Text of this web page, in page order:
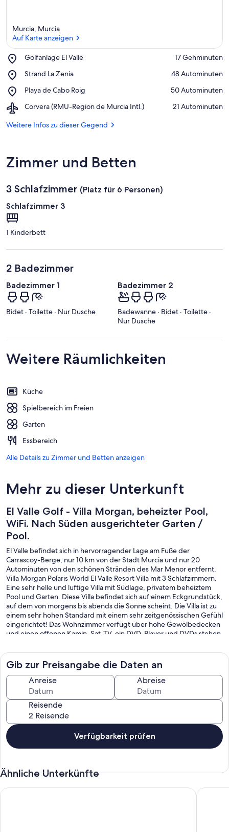
Murcia, Murcia
Auf Karte anzeigen
Golfanlage El Valle
Place,
El
‪17 Gehminuten‬
Strand La Zenia
Place,
La
‪48 Autominuten‬
Playa de Cabo Roig
Place,
de
Roig
‪50 Autominuten‬
Corvera (RMU-Region de Murcia Intl.)
Airport,
(RMU-
Intl.)
‪21 Autominuten‬
Weitere Infos zu dieser Gegend
Zimmer und Betten
3 Schlafzimmer (Platz für 6 Personen)
Schlafzimmer 3
1 Kinderbett
2 Badezimmer
Badezimmer 1
Bidet · Toilette · Nur Dusche
Badezimmer 2
Badewanne · Bidet · Toilette ·
Nur Dusche
Weitere Räumlichkeiten
Küche
Spielbereich im Freien
Garten
Essbereich
Alle Details zu Zimmer und Betten anzeigen
Mehr zu dieser Unterkunft
El Valle Golf - Villa Morgan, beheizter Pool,
WiFi. Nach Süden ausgerichteter Garten /
Pool.
El Valle befindet sich in hervorragender Lage am Fuße der
Carrascoy-Berge, nur 10 km von der Stadt Murcia und nur 20
Autominuten von den schönen Stränden des Mar Menor entfernt.
Villa Morgan Polaris World El Valle Resort Villa mit 3 Schlafzimmern.
Eine sehr helle und luftige Villa mit Südlage, privatem beheiztem
Pool und Garten. Diese Villa befindet sich auf einem Eckgrundstück,
auf dem von morgens bis abends die Sonne scheint. Die Villa ist zu
einem sehr hohen Standard mit einem sehr zeitgenössischen Gefühl
eingerichtet! Das Wohnzimmer verfügt über hohe Gewölbedecken
und einen offenen Kamin. Sat-TV, ein DVD-Player und DVDs stehen
Dockingstation. Das Essen im Freien wird durch einen eingebauten
Grill im Freien mit Ess- und Loungebereichen erleichtert. Wenn Sie
gerne Golf spielen, steht Ihnen ein Jack-Nicklaus-Platz zur
Verfügung (in der Villa stehen 2 Schlägersätze zur Verfügung).
Gib zur Preisangabe die Daten an
Anreise Abreise
Reisende
Verfügbarkeit prüfen
Ähnliche Unterkünfte
Beautiful Villa Blenda with Private Pool,wifi and Full Sky1st line